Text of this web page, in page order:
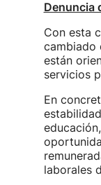
Denuncia
Con esta
cambiado
están
servicios
En
laborales